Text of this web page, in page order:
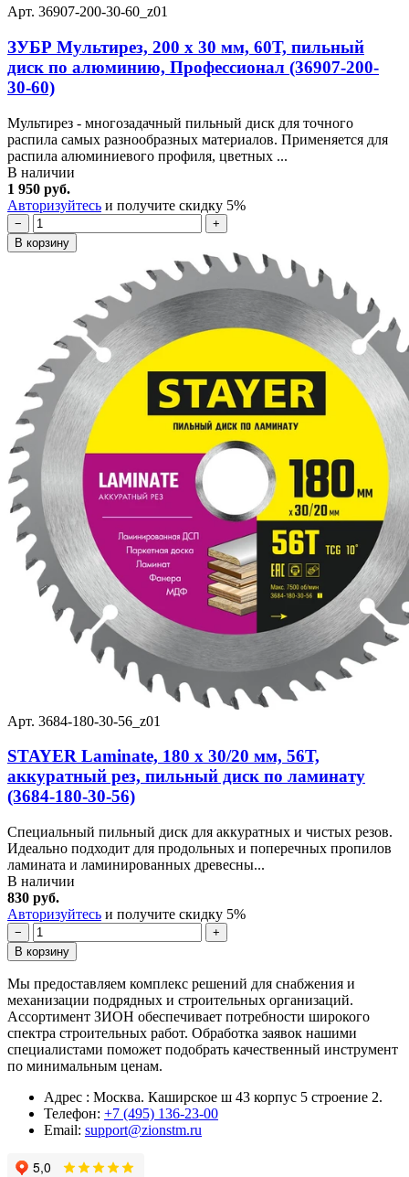
Арт. 36907-200-30-60_z01
ЗУБР Мультирез, 200 x 30 мм, 60Т, пильный
диск по алюминию, Профессионал (36907-200-
30-60)
Мультирез - многозадачный пильный диск для точного
распила самых разнообразных материалов. Применяется для
распила алюминиевого профиля, цветных ...
В наличии
1 950 руб.
Авторизуйтесь и получите скидку 5%
−
+
В корзину
Арт. 3684-180-30-56_z01
STAYER Laminate, 180 x 30/20 мм, 56Т,
аккуратный рез, пильный диск по ламинату
(3684-180-30-56)
Специальный пильный диск для аккуратных и чистых резов.
Идеально подходит для продольных и поперечных пропилов
ламината и ламинированных древесны...
В наличии
830 руб.
Авторизуйтесь и получите скидку 5%
−
+
В корзину
Мы предоставляем комплекс решений для снабжения и
механизации подрядных и строительных организаций.
Ассортимент ЗИОН обеспечивает потребности широкого
спектра строительных работ. Обработка заявок нашими
специалистами поможет подобрать качественный инструмент
по минимальным ценам.
Адрес : Москва. Каширское ш 43 корпус 5 строение 2.
Телефон: +7 (495) 136-23-00
Email: support@zionstm.ru